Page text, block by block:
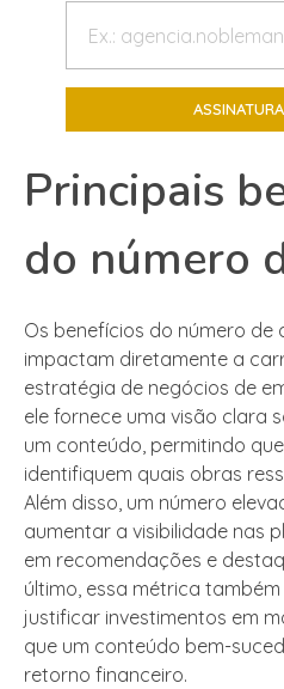
Principais
do número
Os benefícios do número de
impactam diretamente a
estratégia de negócios de
ele fornece uma visão clara
um conteúdo, permitindo
identifiquem quais obras
Além disso, um número
aumentar a visibilidade nas
em recomendações e
último, essa métrica
justificar investimentos em
que um conteúdo bem-
retorno financeiro.